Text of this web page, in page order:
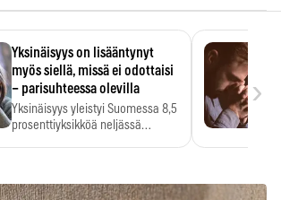
Yksinäisyys on lisääntynyt
myös siellä, missä ei odottaisi
– parisuhteessa olevilla
Yksinäisyys yleistyi Suomessa 8,5
prosenttiyksikköä neljässä
›